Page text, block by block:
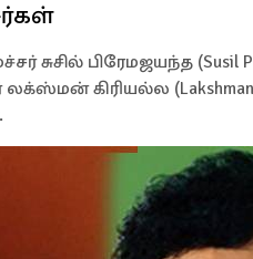
பிரேமஜயந்த (Susil
கிரியல்ல